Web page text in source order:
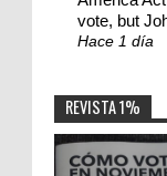
vote, but
Hace 1 día
REVISTA 1%